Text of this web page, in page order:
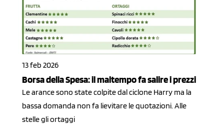
13 feb 2026
Borsa della Spesa: il maltempo fa salire i prezzi
Le arance sono state colpite dal ciclone Harry ma la
bassa domanda non fa lievitare le quotazioni. Alle
stelle gli ortaggi